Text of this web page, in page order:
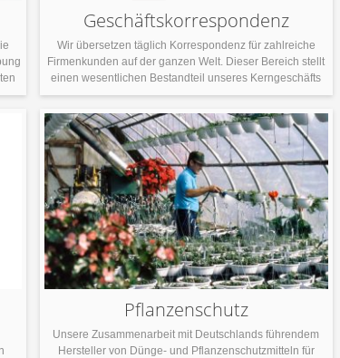
Geschäftskorrespondenz
Wir übersetzen täglich Korrespondenz für zahlreiche
Firmenkunden auf der ganzen Welt. Dieser Bereich stellt
einen wesentlichen Bestandteil unseres Kerngeschäfts
dar und spiegelt die praktischen
Unternehmen wider. Zur Geschäftskorrespondenz zählen
E-Mails, Briefe, interne Mitteilungen sowie
Kommunikation mit Kunden, die klar, präzise und kulturell
angemessen formuliert sein muss. Selbst kleine Fehler in
Ton oder […]
Pflanzenschutz
Unsere Zusammenarbeit mit Deutschlands führendem
Hersteller von Dünge- und Pflanzenschutzmitteln für